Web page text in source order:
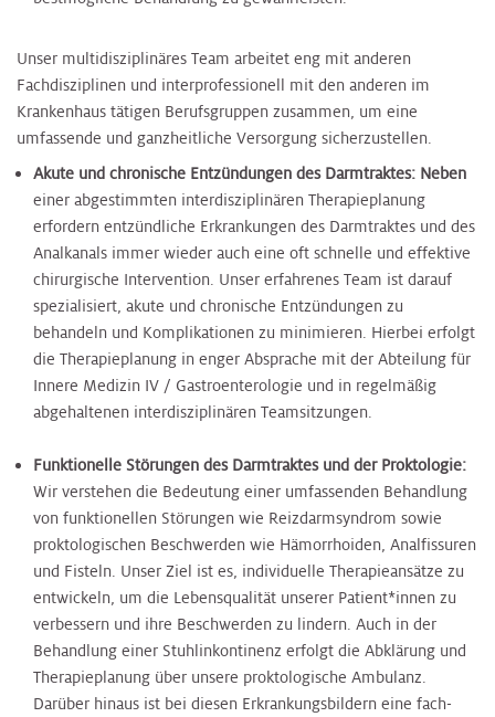
Unser multidisziplinäres Team arbeitet eng mit anderen
Fachdisziplinen und interprofessionell mit den anderen im
Krankenhaus tätigen Berufsgruppen zusammen, um eine
umfassende und ganzheitliche Versorgung sicherzustellen.
Akute und chronische Entzündungen des Darmtraktes: Neben
einer abgestimmten interdisziplinären Therapieplanung
erfordern entzündliche Erkrankungen des Darmtraktes und des
Analkanals immer wieder auch eine oft schnelle und effektive
chirurgische Intervention. Unser erfahrenes Team ist darauf
spezialisiert, akute und chronische Entzündungen zu
behandeln und Komplikationen zu minimieren. Hierbei erfolgt
die Therapieplanung in enger Absprache mit der Abteilung für
Innere Medizin IV / Gastroenterologie und in regelmäßig
abgehaltenen interdisziplinären Teamsitzungen.
Funktionelle Störungen des Darmtraktes und der Proktologie:
Wir verstehen die Bedeutung einer umfassenden Behandlung
von funktionellen Störungen wie Reizdarmsyndrom sowie
proktologischen Beschwerden wie Hämorrhoiden, Analfissuren
und Fisteln. Unser Ziel ist es, individuelle Therapieansätze zu
entwickeln, um die Lebensqualität unserer Patient*innen zu
verbessern und ihre Beschwerden zu lindern. Auch in der
Behandlung einer Stuhlinkontinenz erfolgt die Abklärung und
Therapieplanung über unsere proktologische Ambulanz.
Darüber hinaus ist bei diesen Erkrankungsbildern eine fach-